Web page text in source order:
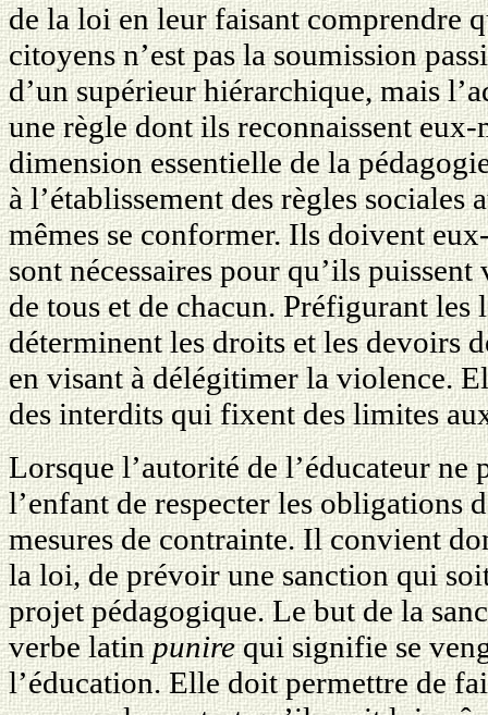
de la loi en leur faisant comprendre
citoyens n’est pas la soumission
d’un supérieur hiérarchique, mais
une règle dont ils reconnaissent
dimension essentielle de la
à l’établissement des règles
mêmes se conformer. Ils doivent
sont nécessaires pour qu’ils
de tous et de chacun. Préfigurant les
déterminent les droits et les devoirs
en visant à délégitimer la violence.
des interdits qui fixent des limites
Lorsque l’autorité de l’éducateur
l’enfant de respecter les
mesures de contrainte. Il convient
la loi, de prévoir une sanction qui
projet pédagogique. Le but de la
verbe latinpunirequi signifie se
l’éducation. Elle doit permettre de